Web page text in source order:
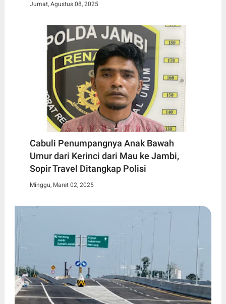
Jumat, Agustus 08, 2025
Cabuli Penumpangnya Anak Bawah
Umur dari Kerinci dari Mau ke Jambi,
Sopir Travel Ditangkap Polisi
Minggu, Maret 02, 2025